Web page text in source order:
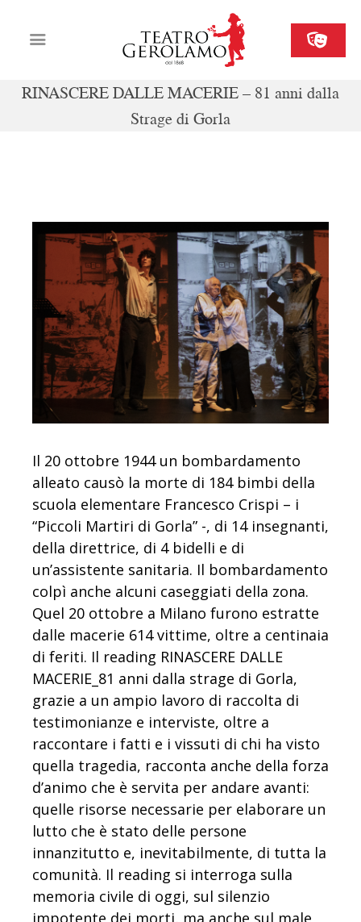
RINASCERE DALLE MACERIE – 81 anni dalla
Strage di Gorla
Cartellone
Contatti
Il 20 ottobre 1944 un bombardamento
alleato causò la morte di 184 bimbi della
scuola elementare Francesco Crispi – i
“Piccoli Martiri di Gorla” -, di 14 insegnanti,
della direttrice, di 4 bidelli e di
un’assistente sanitaria. Il bombardamento
colpì anche alcuni caseggiati della zona.
Quel 20 ottobre a Milano furono estratte
dalle macerie 614 vittime, oltre a centinaia
di feriti. Il reading RINASCERE DALLE
MACERIE_81 anni dalla strage di Gorla,
grazie a un ampio lavoro di raccolta di
testimonianze e interviste, oltre a
raccontare i fatti e i vissuti di chi ha visto
quella tragedia, racconta anche della forza
d’animo che è servita per andare avanti:
quelle risorse necessarie per elaborare un
lutto che è stato delle persone
innanzitutto e, inevitabilmente, di tutta la
comunità. Il reading si interroga sulla
memoria civile di oggi, sul silenzio
impotente dei morti, ma anche sul male